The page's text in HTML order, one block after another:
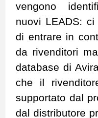
vengono
nuovi LEADS:
di entrare in
da rivenditori
database di
che il
supportato dal
dal distributore